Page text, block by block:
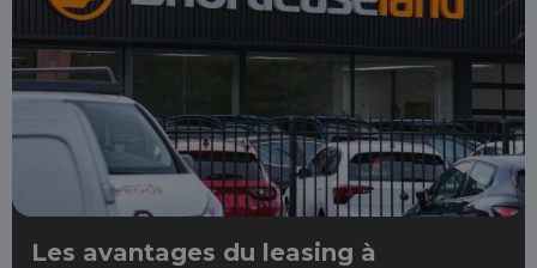
Les avantages du leasing à